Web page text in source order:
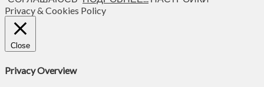
Privacy & Cookies Policy
Close
Privacy Overview